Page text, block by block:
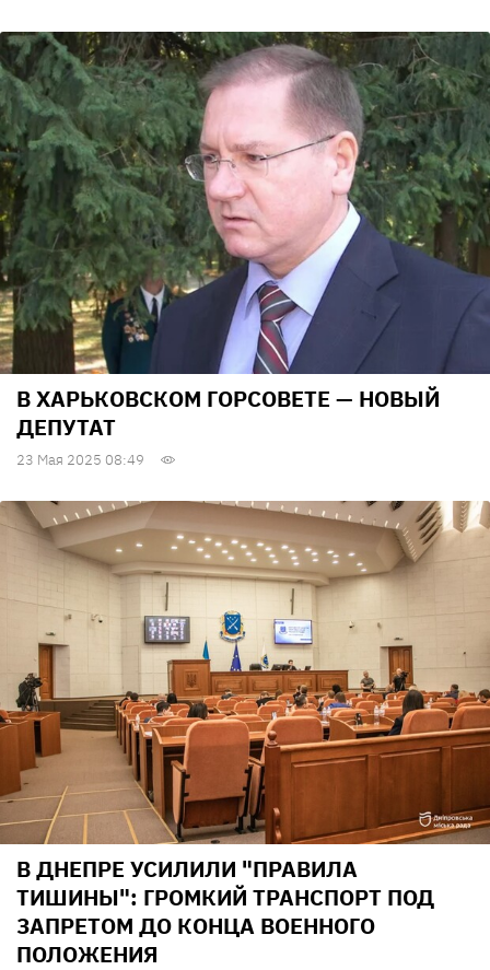
В ХАРЬКОВСКОМ ГОРСОВЕТЕ — НОВЫЙ
ДЕПУТАТ
23 Мая 2025 08:49
В ДНЕПРЕ УСИЛИЛИ "ПРАВИЛА
ТИШИНЫ": ГРОМКИЙ ТРАНСПОРТ ПОД
ЗАПРЕТОМ ДО КОНЦА ВОЕННОГО
ПОЛОЖЕНИЯ